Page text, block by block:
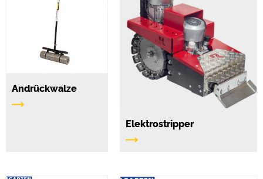
Andrückwalze
Elektrostripper